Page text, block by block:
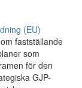
(EU)
om fastställande
som
för den
GJP-